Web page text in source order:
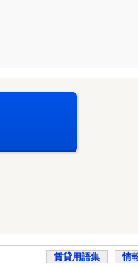
賃貸用語集 情